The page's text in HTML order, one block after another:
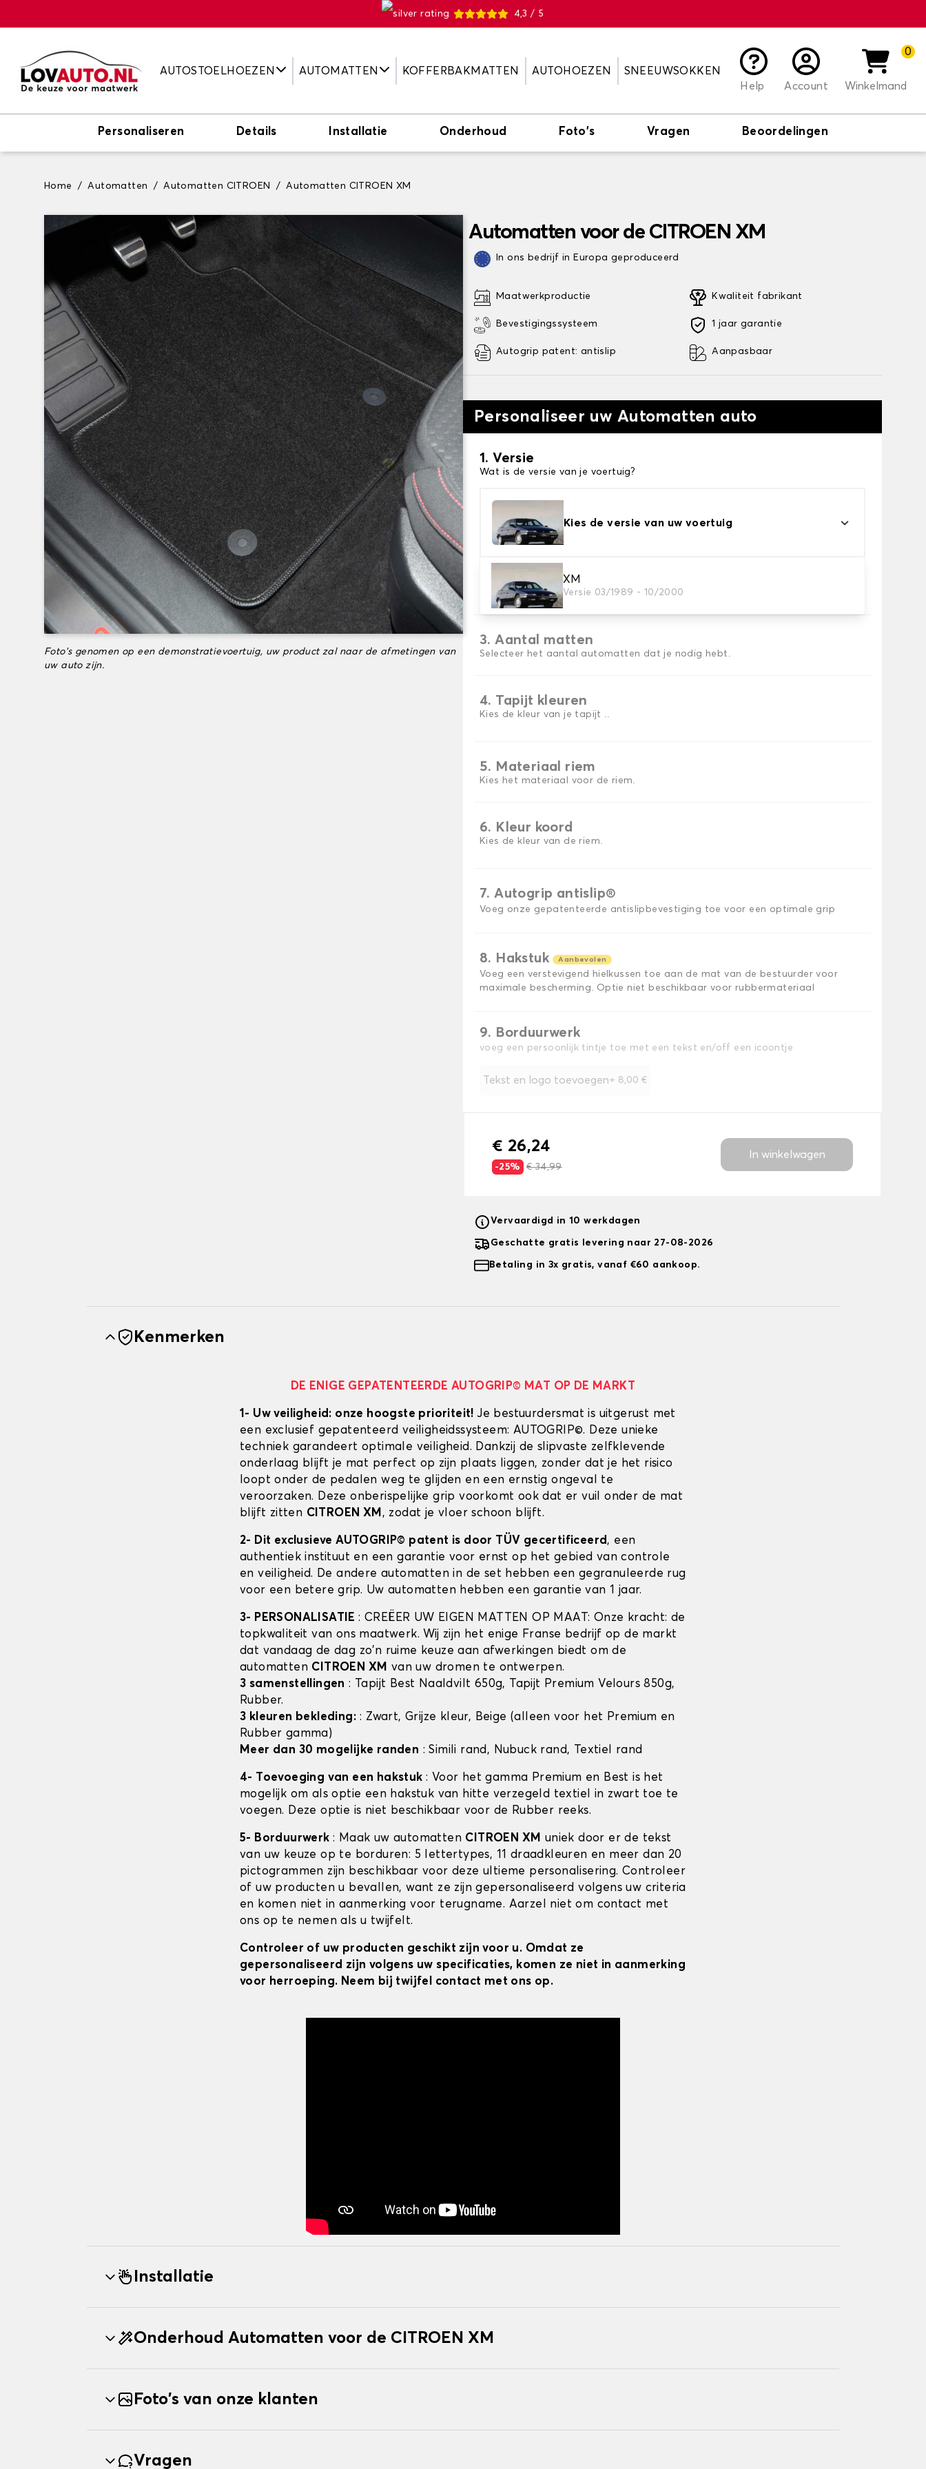
4,3 / 5
AUTOSTOELHOEZEN AUTOMATTEN KOFFERBAKMATTEN AUTOHOEZEN
SNEEUWSOKKEN
Help
Account
0
Winkelmand
Personaliseren Details Installatie Onderhoud Foto's Vragen Beoordelingen
Home Automatten Automatten CITROEN Automatten CITROEN XM
Foto's genomen op een demonstratievoertuig, uw product zal naar de afmetingen van
uw auto zijn.
Automatten voor de CITROEN XM
In ons bedrijf in Europa geproduceerd
Maatwerkproductie
Bevestigingssysteem
Autogrip patent: antislip
Kwaliteit fabrikant
1 jaar garantie
Aanpasbaar
Personaliseer uw Automatten auto
1. Versie
Wat is de versie van je voertuig?
Kies de versie van uw voertuig
XM
Versie 03/1989 - 10/2000
2. Materiaal
Kies het materiaal van uw automatten
3. Aantal matten
Selecteer het aantal automatten dat je nodig hebt.
4. Tapijt kleuren
Kies de kleur van je tapijt ..
5. Materiaal riem
Kies het materiaal voor de riem.
6. Kleur koord
Kies de kleur van de riem.
7. Autogrip antislip®
Voeg onze gepatenteerde antislipbevestiging toe voor een optimale grip
8. Hakstuk Aanbevolen
Voeg een verstevigend hielkussen toe aan de mat van de bestuurder voor
maximale bescherming. Optie niet beschikbaar voor rubbermateriaal
9. Borduurwerk
voeg een persoonlijk tintje toe met een tekst en/off een icoontje
Tekst en logo toevoegen+ 8,00 €
€ 26,24
-25% € 34,99
In winkelwagen
Vervaardigd in 10 werkdagen
Geschatte gratis levering naar 27-08-2026
Betaling in 3x gratis, vanaf €60 aankoop.
Kenmerken
DE ENIGE GEPATENTEERDE AUTOGRIP© MAT OP DE MARKT
1- Uw veiligheid: onze hoogste prioriteit!Je bestuurdersmat is uitgerust met
een exclusief gepatenteerd veiligheidssysteem: AUTOGRIP©. Deze unieke
techniek garandeert optimale veiligheid. Dankzij de slipvaste zelfklevende
onderlaag blijft je mat perfect op zijn plaats liggen, zonder dat je het risico
loopt onder de pedalen weg te glijden en een ernstig ongeval te
veroorzaken. Deze onberispelijke grip voorkomt ook dat er vuil onder de mat
blijft zitten CITROEN XM, zodat je vloer schoon blijft.
2- Dit exclusieve AUTOGRIP© patent is door TÜV gecertificeerd, een
authentiek instituut en een garantie voor ernst op het gebied van controle
en veiligheid. De andere automatten in de set hebben een gegranuleerde rug
voor een betere grip. Uw automatten hebben een garantie van 1 jaar.
3- PERSONALISATIE: CREËER UW EIGEN MATTEN OP MAAT: Onze kracht: de
topkwaliteit van ons maatwerk. Wij zijn het enige Franse bedrijf op de markt
dat vandaag de dag zo'n ruime keuze aan afwerkingen biedt om de
automatten CITROEN XM van uw dromen te ontwerpen.
3 samenstellingen : Tapijt Best Naaldvilt 650g, Tapijt Premium Velours 850g,
Rubber.
3 kleuren bekleding: : Zwart, Grijze kleur, Beige (alleen voor het Premium en
Rubber gamma)
Meer dan 30 mogelijke randen : Simili rand, Nubuck rand, Textiel rand
4- Toevoeging van een hakstuk : Voor het gamma Premium en Best is het
mogelijk om als optie een hakstuk van hitte verzegeld textiel in zwart toe te
voegen. Deze optie is niet beschikbaar voor de Rubber reeks.
5- Borduurwerk : Maak uw automatten CITROEN XM uniek door er de tekst
van uw keuze op te borduren: 5 lettertypes, 11 draadkleuren en meer dan 20
pictogrammen zijn beschikbaar voor deze ultieme personalisering. Controleer
of uw producten u bevallen, want ze zijn gepersonaliseerd volgens uw criteria
en komen niet in aanmerking voor terugname. Aarzel niet om contact met
ons op te nemen als u twijfelt.
Controleer of uw producten geschikt zijn voor u. Omdat ze
gepersonaliseerd zijn volgens uw specificaties, komen ze niet in aanmerking
voor herroeping. Neem bij twijfel contact met ons op.
Installatie
Onderhoud Automatten voor de CITROEN XM
Foto's van onze klanten
Vragen